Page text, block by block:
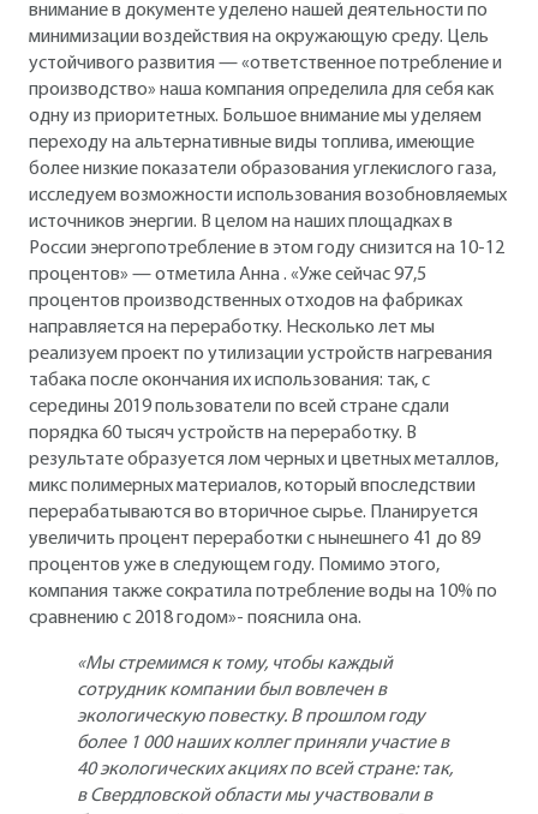
внимание в документе уделено нашей деятельности по
минимизации воздействия на окружающую среду. Цель
устойчивого развития — «ответственное потребление и
производство» наша компания определила для себя как
одну из приоритетных. Большое внимание мы уделяем
переходу на альтернативные виды топлива, имеющие
более низкие показатели образования углекислого газа,
исследуем возможности использования возобновляемых
источников энергии. В целом на наших площадках в
России энергопотребление в этом году снизится на 10-12
процентов» — отметила Анна . «Уже сейчас 97,5
процентов производственных отходов на фабриках
направляется на переработку. Несколько лет мы
реализуем проект по утилизации устройств нагревания
табака после окончания их использования: так, с
середины 2019 пользователи по всей стране сдали
порядка 60 тысяч устройств на переработку. В
результате образуется лом черных и цветных металлов,
микс полимерных материалов, который впоследствии
перерабатываются во вторичное сырье. Планируется
увеличить процент переработки с нынешнего 41 до 89
процентов уже в следующем году. Помимо этого,
компания также сократила потребление воды на 10% по
сравнению с 2018 годом»- пояснила она.
«Мы стремимся к тому, чтобы каждый
сотрудник компании был вовлечен в
экологическую повестку. В прошлом году
более 1 000 наших коллег приняли участие в
40 экологических акциях по всей стране: так,
в Свердловской области мы участвовали в